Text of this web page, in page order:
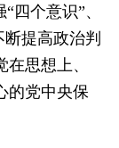
四个意识”、
提高政治判
思想上、
的党中央保